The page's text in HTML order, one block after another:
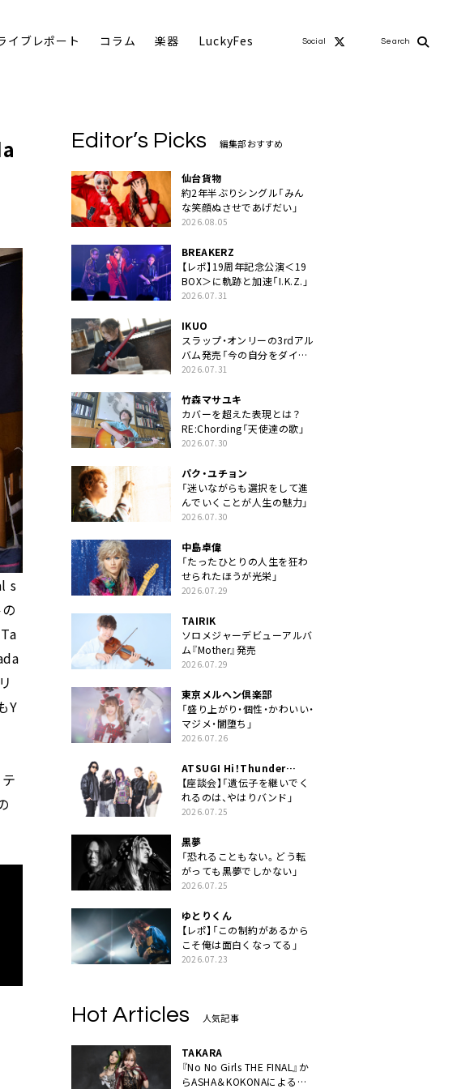
イブレポート コラム 楽器 LuckyFes Social Search
s
Y
Editor’s Picks 編集部おすすめ
仙台貨物
約2年半ぶりシングル「みん
な笑顔ぬさせであげだい」
2026.08.05
BREAKERZ
【レポ】19周年記念公演＜19
BOX＞に軌跡と加速「I.K.Z.」
2026.07.31
IKUO
スラップ・オンリーの3rdアル
バム発売「今の自分をダイレ
クトに」
2026.07.31
竹森マサユキ
カバーを超えた表現とは？
RE:Chording「天使達の歌」
2026.07.30
パク・ユチョン
「迷いながらも選択をして進
んでいくことが人生の魅力」
2026.07.30
中島卓偉
「たったひとりの人生を狂わ
せられたほうが光栄」
2026.07.29
TAIRIK
ソロメジャーデビューアルバ
ム『Mother』発売
2026.07.29
東京メルヘン倶楽部
「盛り上がり・個性・かわいい・
マジメ・闇堕ち」
2026.07.26
ATSUGI Hi！Thunder
Rock Festival
【座談会】「遺伝子を継いでく
れるのは、やはりバンド」
2026.07.25
黒夢
「恐れることもない。どう転
がっても黒夢でしかない」
2026.07.25
ゆとりくん
【レポ】「この制約があるから
こそ俺は面白くなってる」
2026.07.23
Hot Articles 人気記事
TAKARA
『No No Girls THE FINAL』か
らASHA＆KOKONAによるユ